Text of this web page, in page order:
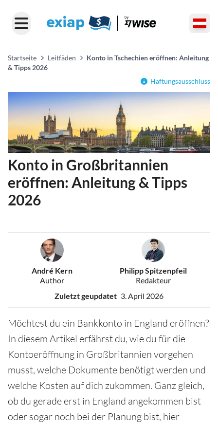
Startseite Leitfäden
Konto in Tschechien eröffnen: Anleitung
& Tipps 2026
Haftungsausschluss
Konto in Großbritannien
eröffnen: Anleitung & Tipps
2026
André Kern
Author
Philipp Spitzenpfeil
Redakteur
Zuletzt geupdatet 3. April 2026
Möchtest du ein Bankkonto in England eröffnen?
In diesem Artikel erfährst du, wie du für die
Kontoeröffnung in Großbritannien vorgehen
musst, welche Dokumente benötigt werden und
welche Kosten auf dich zukommen. Ganz gleich,
ob du gerade erst in England angekommen bist
oder sogar noch bei der Planung bist, hier